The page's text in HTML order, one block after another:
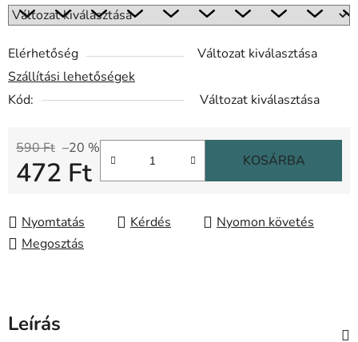
Elérhetőség
Változat kiválasztása
Szállítási lehetőségek
Kód:
Változat kiválasztása
590 Ft –20 %
472 Ft KOSÁRBA
Nyomtatás Kérdés
Nyomon követés
Megosztás
Leírás